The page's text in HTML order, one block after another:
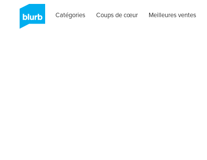
Catégories Coups de cœur Meilleures ventes